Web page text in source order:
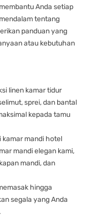
Anda setiap
tentang
panduan yang
atau kebutuhan
linen kamar tidur
sprei, dan bantal
kepada tamu
kamar mandi hotel
mandi elegan kami,
mandi, dan
hingga
segala yang Anda